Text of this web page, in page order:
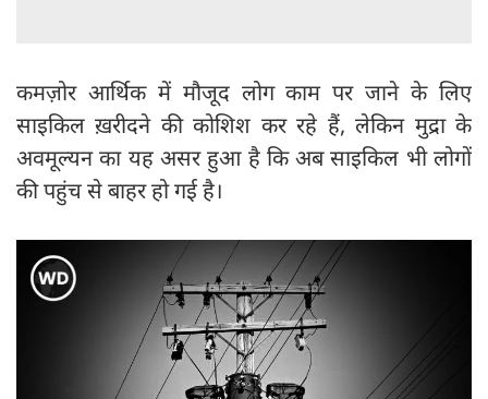
कमज़ोर आर्थिक में मौजूद लोग काम पर जाने के लिए
साइकिल ख़रीदने की कोशिश कर रहे हैं, लेकिन मुद्रा के
अवमूल्यन का यह असर हुआ है कि अब साइकिल भी लोगों
की पहुंच से बाहर हो गई है।